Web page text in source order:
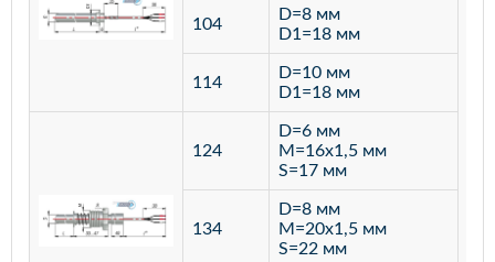
104
D=8 мм
D1=18 мм
114
D=10 мм
D1=18 мм
124
D=6 мм
M=16х1,5 мм
S=17 мм
134
D=8 мм
M=20х1,5 мм
S=22 мм